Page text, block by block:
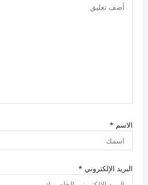
ت
الاسم *
البريد الإلكتروني *